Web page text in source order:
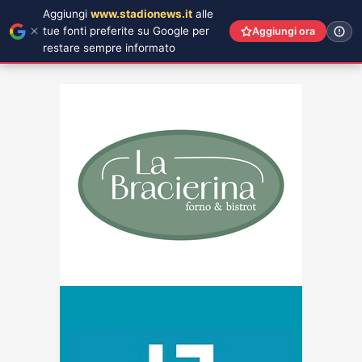
Aggiungi www.stadionews.it alle
tue fonti preferite su Google per
restare sempre informato
Aggiungi ora